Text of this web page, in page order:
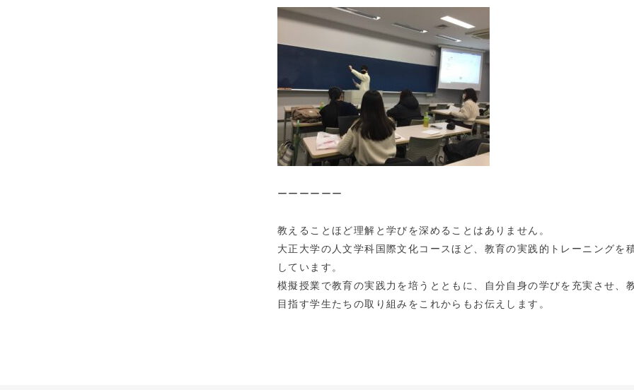
ーーーーーー
教えることほど理解と学びを深めることはありません。
大正大学の人文学科国際文化コースほど、教育の実践的トレーニングを
しています。
模擬授業で教育の実践力を培うとともに、自分自身の学びを充実させ、
目指す学生たちの取り組みをこれからもお伝えします。
人文学科国際文